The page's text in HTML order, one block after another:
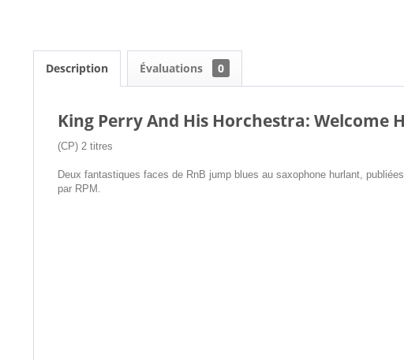
Description Évaluations 0
King Perry And His Horchestra: Welcome
(CP) 2 titres
Deux fantastiques faces de RnB jump blues au saxophone hurlant,
par RPM.